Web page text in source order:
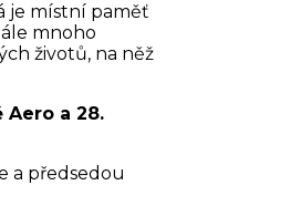
je místní paměť
mnoho
životů, na něž
Aero a 28.
a předsedou